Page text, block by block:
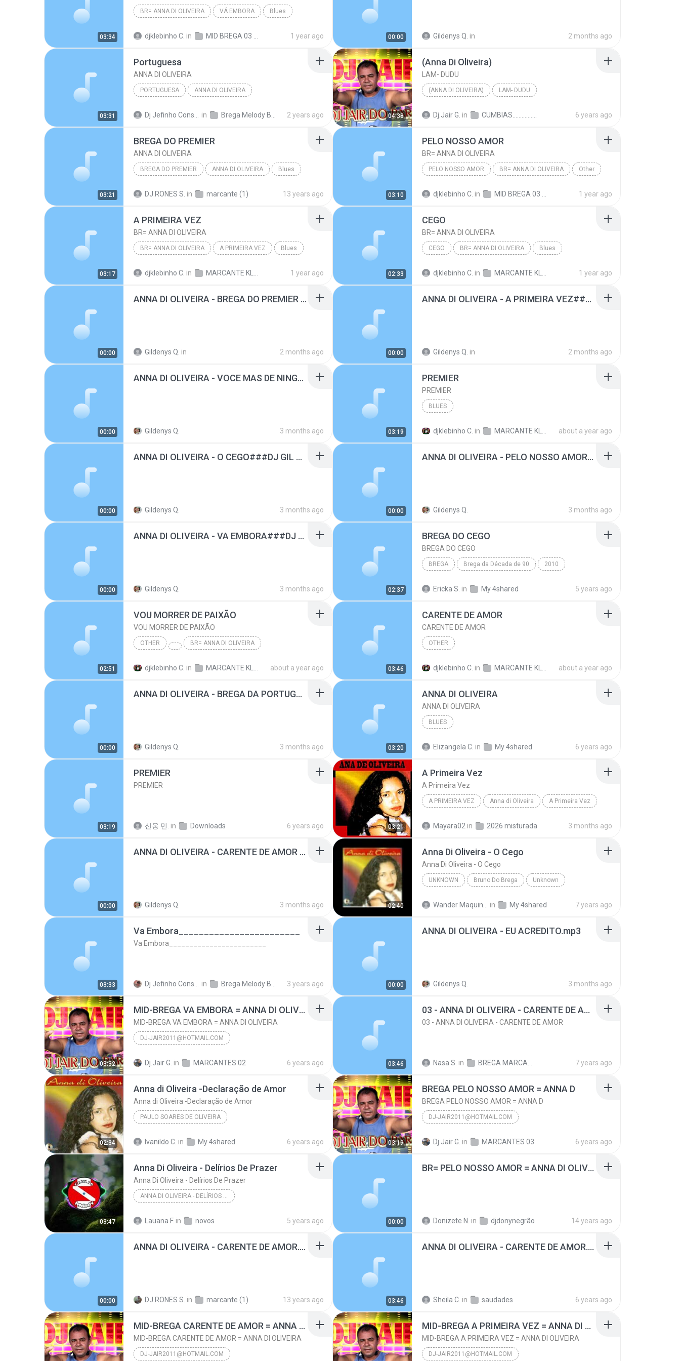
03:34
BR= ANNA DI OLIVEIRA VÁ EMBORA Blues
djklebinho C. in MID BREGA 03 KC 1 year ago 00:00 Gildenys Q. in 2 months ago
03:31
Portuguesa
ANNA DI OLIVEIRA
PORTUGUESA ANNA DI OLIVEIRA
Dj Jefinho Consagrado L. in Brega Melody BREGAÃOOOOO 2 years ago 04:38
(Anna Di Oliveira)
LAM- DUDU
(ANNA DI OLIVEIRA) LAM- DUDU
Dj.Jair G. in CUMBIAS......................................................DJ JAIR DO PARÁ 6 years ago
03:21
BREGA DO PREMIER
ANNA DI OLIVEIRA
BREGA DO PREMIER ANNA DI OLIVEIRA Blues
DJ.RONES S. in marcante (1) 13 years ago 03:10
PELO NOSSO AMOR
BR= ANNA DI OLIVEIRA
PELO NOSSO AMOR BR= ANNA DI OLIVEIRA Other
djklebinho C. in MID BREGA 03 KC 1 year ago
03:17
A PRIMEIRA VEZ
BR= ANNA DI OLIVEIRA
BR= ANNA DI OLIVEIRA A PRIMEIRA VEZ Blues
djklebinho C. in MARCANTE KLEBINHO 02 1 year ago 02:33
CEGO
BR= ANNA DI OLIVEIRA
CEGO BR= ANNA DI OLIVEIRA Blues
djklebinho C. in MARCANTE KLEBINHO 02 1 year ago
00:00
ANNA DI OLIVEIRA - BREGA DO PREMIER DJ RONY.mp3
Gildenys Q. in 2 months ago 00:00
ANNA DI OLIVEIRA - A PRIMEIRA VEZ###DJ GIL SHOW DE VIGIA##FILÉ##LENTA###.mp3
Gildenys Q. in 2 months ago
00:00
ANNA DI OLIVEIRA - VOCE MAS DE NINGUES###DJ GIL SHOW DE VIGIA##FILÉ## ( TECNO BREGA ).mp3
Gildenys Q. 3 months ago 03:19
PREMIER
PREMIER
BLUES
djklebinho C. in about a year ago
00:00
ANNA DI OLIVEIRA - O CEGO###DJ GIL SHOW DE VIGIA##FILÉ##LENTA###.mp3
Gildenys Q. 3 months ago 00:00
ANNA DI OLIVEIRA - PELO NOSSO AMOR###DJ GIL SHOW DE VIGIA##FILÉ##LENTA###.mp3
Gildenys Q. 3 months ago
00:00
ANNA DI OLIVEIRA - VA EMBORA###DJ GIL SHOW DE VIGIA##FILÉ##LENTA###.mp3
Gildenys Q. 3 months ago 02:37
BREGA DO CEGO
BREGA DO CEGO
BREGA Brega da Década de 90 2010
Ericka S. in My 4shared 5 years ago
02:51
VOU MORRER DE PAIXÃO
VOU MORRER DE PAIXÃO
OTHER BR= ANNA DI OLIVEIRA
djklebinho C. in about a year ago 03:46
CARENTE DE AMOR
CARENTE DE AMOR
OTHER
djklebinho C. in about a year ago
00:00
ANNA DI OLIVEIRA - BREGA DA PORTUGUESA.mp3
Gildenys Q. 3 months ago 03:20
ANNA DI OLIVEIRA
ANNA DI OLIVEIRA
BLUES
Elizangela C. in My 4shared 6 years ago
03:19
PREMIER
PREMIER
신웅 민. in Downloads 6 years ago 03:21
A Primeira Vez
A Primeira Vez
A PRIMEIRA VEZ Anna di Oliveira A Primeira Vez
Mayara02 in 2026 misturada 3 months ago
00:00
ANNA DI OLIVEIRA - CARENTE DE AMOR DJ RONY.mp3
Gildenys Q. 3 months ago 02:40
Anna Di Oliveira - O Cego
Anna Di Oliveira - O Cego
UNKNOWN Bruno Do Brega Unknown
in My 4shared 7 years ago
03:33
Va Embora________________________
Va Embora________________________
in 3 years ago 00:00
ANNA DI OLIVEIRA - EU ACREDITO.mp3
Gildenys Q. 3 months ago
03:32
MID-BREGA VA EMBORA = ANNA DI OLIVEIRA
MID-BREGA VA EMBORA = ANNA DI OLIVEIRA
DJ-JAIR2011@HOTMAIL.COM
dj-jair2011@hotmail.com
Dj.Jair G. in MARCANTES 02 6 years ago 03:46
03 - ANNA DI OLIVEIRA - CARENTE DE AMOR
03 - ANNA DI OLIVEIRA - CARENTE DE AMOR
Nasa S. in 7 years ago
02:34
Anna di Oliveira -Declaração de Amor
Anna di Oliveira -Declaração de Amor
PAULO SOARES DE OLIVEIRA
Ivanildo C. in My 4shared 6 years ago 03:19
BREGA PELO NOSSO AMOR = ANNA D
BREGA PELO NOSSO AMOR = ANNA D
DJ-JAIR2011@HOTMAIL.COM
BREGA PELO NOSSO AMOR = ANNA D
Dj.Jair G. in MARCANTES 03 6 years ago
03:47
Anna Di Oliveira - Delírios De Prazer
Anna Di Oliveira - Delírios De Prazer
ANNA DI OLIVEIRA - DELÍRIOS DE PRAZER
Lauana F. in novos 5 years ago 00:00
BR= PELO NOSSO AMOR = ANNA DI OLIVEIRA.mp3
Donizete N. in djdonynegrão 14 years ago
00:00
ANNA DI OLIVEIRA - CARENTE DE AMOR.mp3
DJ.RONES S. in marcante (1) 13 years ago 03:46
ANNA DI OLIVEIRA - CARENTE DE AMOR.mp3
Sheila C. in saudades 6 years ago
MID-BREGA CARENTE DE AMOR = ANNA DI OLIVEIRA
MID-BREGA CARENTE DE AMOR = ANNA DI OLIVEIRA
DJ-JAIR2011@HOTMAIL.COM
MID-BREGA A PRIMEIRA VEZ = ANNA DI OLIVEIRA
MID-BREGA A PRIMEIRA VEZ = ANNA DI OLIVEIRA
DJ-JAIR2011@HOTMAIL.COM